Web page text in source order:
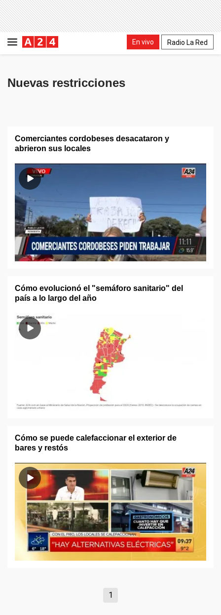
En vivo Radio La Red
Nuevas restricciones
Comerciantes cordobeses desacataron y
abrieron sus locales
Cómo evolucionó el "semáforo sanitario" del
país a lo largo del año
Cómo se puede calefaccionar el exterior de
bares y restós
1